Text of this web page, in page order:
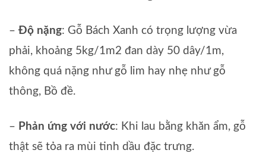
– Độ nặng: Gỗ Bách Xanh có trọng lượng vừa
phải, khoảng 5kg/1m2 đan dày 50 dây/1m,
không quá nặng như gỗ lim hay nhẹ như gỗ
thông, Bồ đề.
– Phản ứng với nước: Khi lau bằng khăn ẩm, gỗ
thật sẽ tỏa ra mùi tinh dầu đặc trưng.